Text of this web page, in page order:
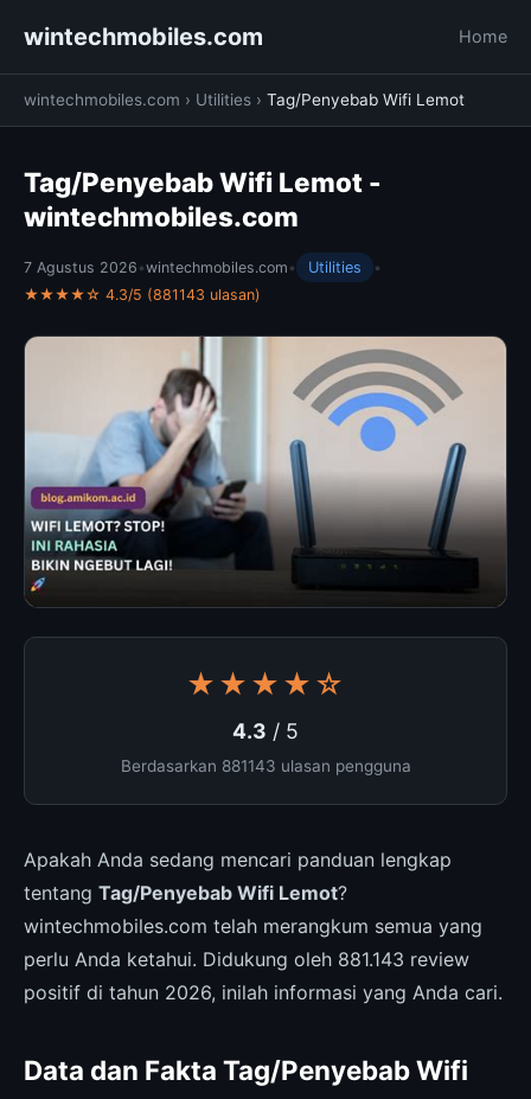
wintechmobiles.com Home
wintechmobiles.com › Utilities › Tag/Penyebab Wifi Lemot
Tag/Penyebab Wifi Lemot -
wintechmobiles.com
7 Agustus 2026 •wintechmobiles.com • Utilities
•
★★★★☆ 4.3/5 (881143 ulasan)
★★★★☆
4.3 / 5
Berdasarkan 881143 ulasan pengguna
Apakah Anda sedang mencari panduan lengkap
tentang Tag/Penyebab Wifi Lemot?
wintechmobiles.com telah merangkum semua yang
perlu Anda ketahui. Didukung oleh 881.143 review
positif di tahun 2026, inilah informasi yang Anda cari.
Data dan Fakta Tag/Penyebab Wifi